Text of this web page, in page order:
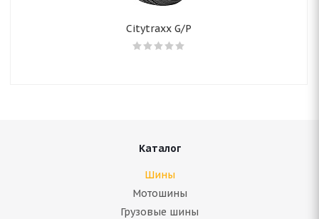
Citytraxx G/P
Каталог
Шины
Мотошины
Грузовые шины